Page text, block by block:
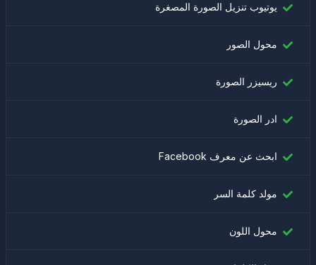
يوتيوب تنزيل الصورة المصغرة
محول الصور
ريسيزر الصورة
ادر الصورة
ابحث عن معرف Facebook
مولد كلمة السر
محول اللون